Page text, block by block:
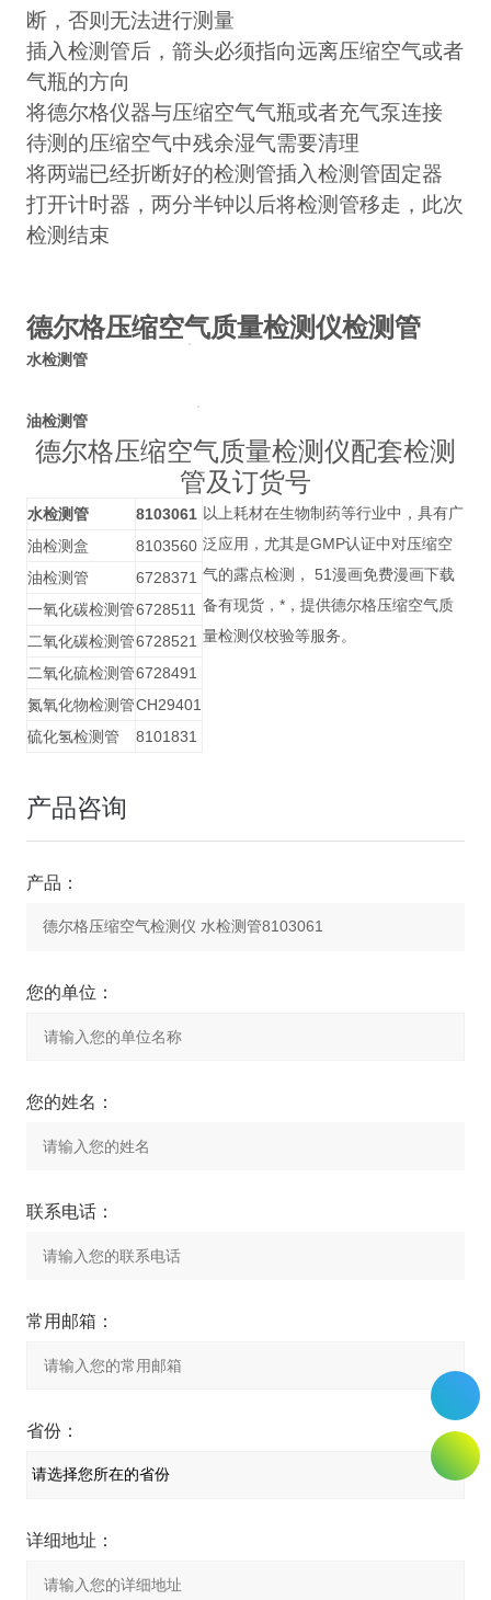
断，否则无法进行测量
插入检测管后，箭头必须指向远离压缩空气或者
气瓶的方向
将德尔格仪器与压缩空气气瓶或者充气泵连接
待测的压缩空气中残余湿气需要清理
将两端已经折断好的检测管插入检测管固定器
打开计时器，两分半钟以后将检测管移走，此次
检测结束
德尔格压缩空气质量检测仪检测管
水检测管
油检测管
德尔格压缩空气质量检测仪配套检测
管及订货号
水检测管
8103061
油检测盒
8103560
油检测管
6728371
一氧化碳检测管6728511
二氧化碳检测管6728521
二氧化硫检测管6728491
氮氧化物检测管CH29401
硫化氢检测管
8101831
以上耗材在生物制药等行业中，具有广
泛应用，尤其是GMP认证中对压缩空
气的露点检测， 51漫画免费漫画下载
备有现货，*，提供德尔格压缩空气质
量检测仪校验等服务。
产品咨询
产品：
您的单位：
您的姓名：
联系电话：
常用邮箱：
省份：
详细地址：